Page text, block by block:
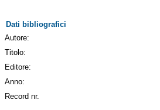
Dati bibliografici
Autore:
Titolo:
Editore:
Anno:
Record nr.